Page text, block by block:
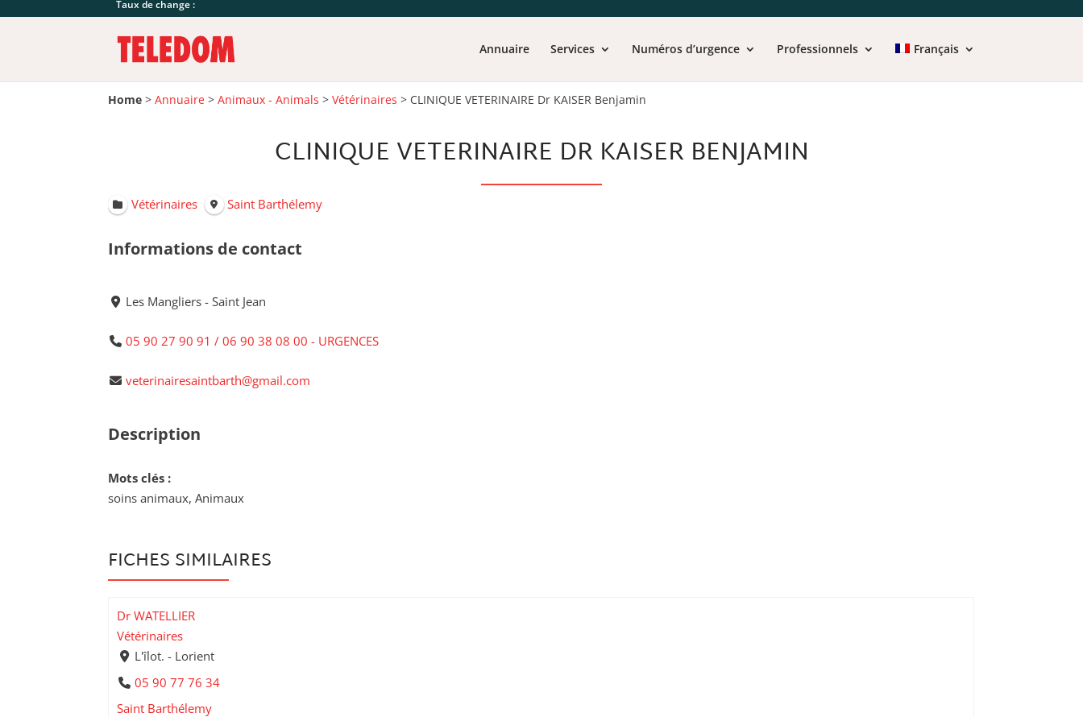
Taux de change :
Annuaire Services Numéros d’urgence Professionnels Français
Home >Annuaire >Animaux - Animals >Vétérinaires > CLINIQUE VETERINAIRE Dr KAISER Benjamin
CLINIQUE VETERINAIRE DR KAISER BENJAMIN
Vétérinaires Saint Barthélemy
Informations de contact
Les Mangliers - Saint Jean
05 90 27 90 91 / 06 90 38 08 00 - URGENCES
veterinairesaintbarth@gmail.com
Description
Mots clés :
soins animaux, Animaux
FICHES SIMILAIRES
Dr WATELLIER
Vétérinaires
L'îlot. - Lorient
05 90 77 76 34
Saint Barthélemy